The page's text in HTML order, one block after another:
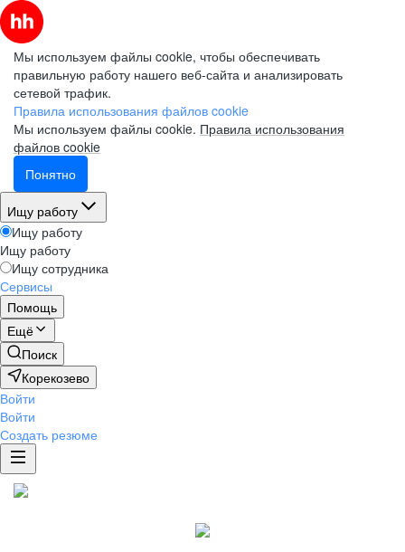
Мы используем файлы cookie, чтобы обеспечивать
правильную работу нашего веб-сайта и анализировать
сетевой трафик.
Правила использования файлов cookie
Мы используем файлы cookie. Правила использования
файлов cookie
Понятно
Ищу работу
Ищу работу
Ищу работу
Ищу сотрудника
Сервисы
Помощь
Ещё
Поиск
Корекозево
Войти
Войти
Создать резюме